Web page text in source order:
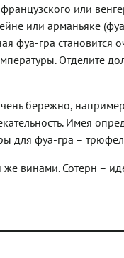
или
или арманьяке
фуа-гра становится
Отделите
бережно,
Имея
для фуа-гра –
винами. Сотерн –